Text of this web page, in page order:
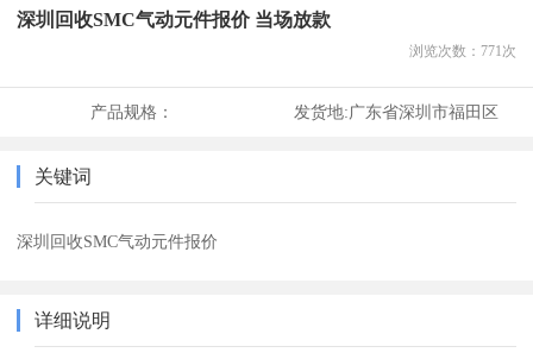
深圳回收SMC气动元件报价 当场放款
浏览次数： 771 次
产品规格： 发货地:广东省深圳市福田区
关键词
深圳回收SMC气动元件报价
详细说明